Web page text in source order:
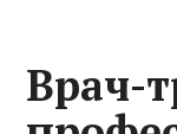
Врач-